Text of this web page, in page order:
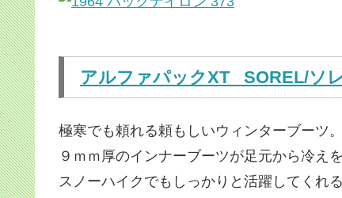
アルファパックXT SOREL/ソ
極寒でも頼れる頼もしいウィンターブーツ
９ｍｍ厚のインナーブーツが足元から冷え
スノーハイクでもしっかりと活躍してくれ